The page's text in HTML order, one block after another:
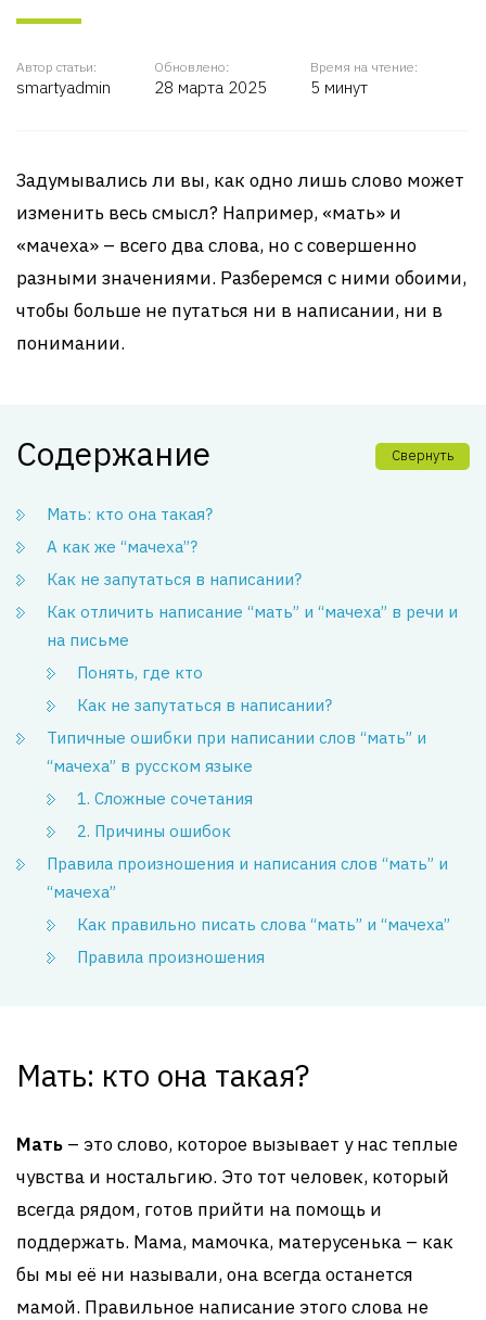
Автор статьи:
smartyadmin
Обновлено:
28 марта 2025
Время на чтение:
5 минут
Задумывались ли вы, как одно лишь слово может
изменить весь смысл? Например, «мать» и
«мачеха» – всего два слова, но с совершенно
разными значениями. Разберемся с ними обоими,
чтобы больше не путаться ни в написании, ни в
понимании.
Содержание Свернуть
Мать: кто она такая?
А как же “мачеха”?
Как не запутаться в написании?
Как отличить написание “мать” и “мачеха” в речи и
на письме
Понять, где кто
Как не запутаться в написании?
Типичные ошибки при написании слов “мать” и
“мачеха” в русском языке
1. Сложные сочетания
2. Причины ошибок
Правила произношения и написания слов “мать” и
“мачеха”
Как правильно писать слова “мать” и “мачеха”
Правила произношения
Мать: кто она такая?
Мать – это слово, которое вызывает у нас теплые
чувства и ностальгию. Это тот человек, который
всегда рядом, готов прийти на помощь и
поддержать. Мама, мамочка, матерусенька – как
бы мы её ни называли, она всегда останется
мамой. Правильное написание этого слова не